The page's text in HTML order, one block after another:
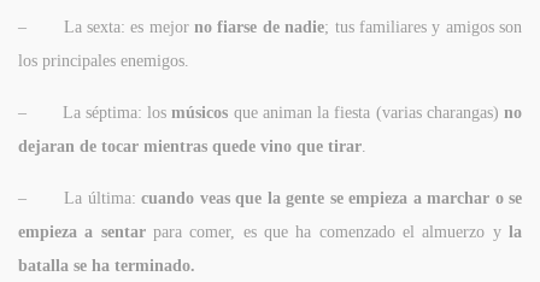
– La sexta: es mejorno fiarse de nadie; tus familiares y amigos son
los principales enemigos.
– La séptima: losmúsicos que animan la fiesta (varias charangas)no
dejaran de tocar mientras quede vino que tirar.
– La última:cuando veas que la gente se empieza a marchar o se
empieza a sentarpara comer, es que ha comenzado el almuerzo yla
batalla se ha terminado.